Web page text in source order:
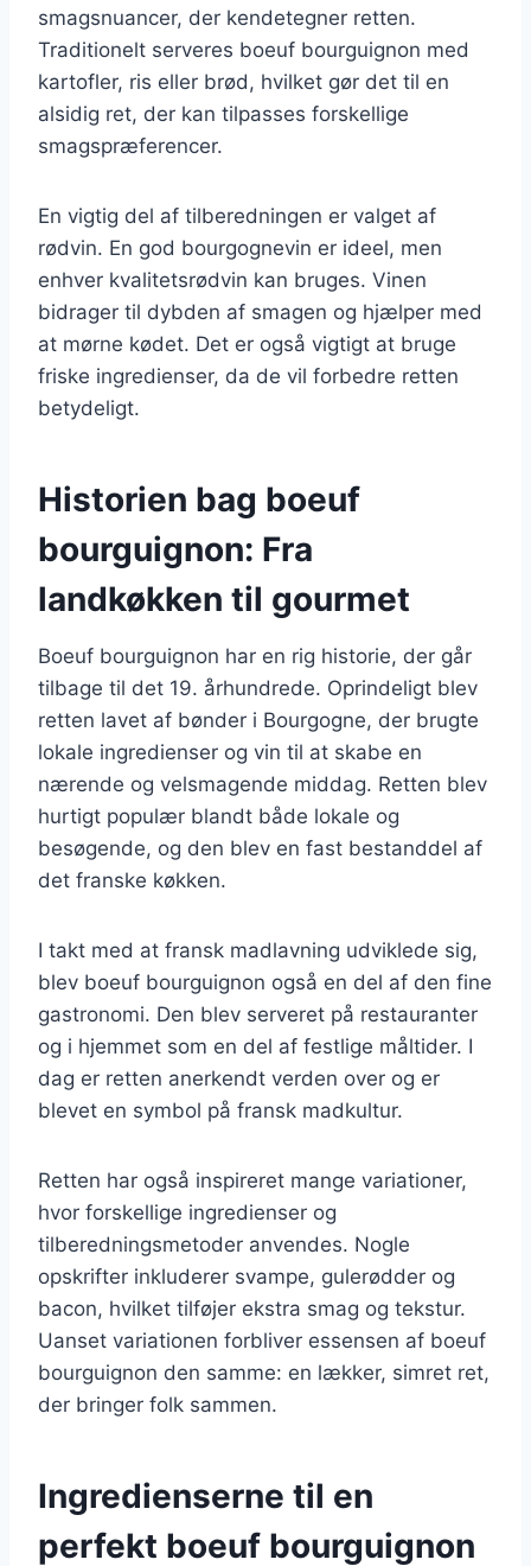
smagsnuancer, der kendetegner retten.
Traditionelt serveres boeuf bourguignon med
kartofler, ris eller brød, hvilket gør det til en
alsidig ret, der kan tilpasses forskellige
smagspræferencer.
En vigtig del af tilberedningen er valget af
rødvin. En god bourgognevin er ideel, men
enhver kvalitetsrødvin kan bruges. Vinen
bidrager til dybden af smagen og hjælper med
at mørne kødet. Det er også vigtigt at bruge
friske ingredienser, da de vil forbedre retten
betydeligt.
Historien bag boeuf
bourguignon: Fra
landkøkken til gourmet
Boeuf bourguignon har en rig historie, der går
tilbage til det 19. århundrede. Oprindeligt blev
retten lavet af bønder i Bourgogne, der brugte
lokale ingredienser og vin til at skabe en
nærende og velsmagende middag. Retten blev
hurtigt populær blandt både lokale og
besøgende, og den blev en fast bestanddel af
det franske køkken.
I takt med at fransk madlavning udviklede sig,
blev boeuf bourguignon også en del af den fine
gastronomi. Den blev serveret på restauranter
og i hjemmet som en del af festlige måltider. I
dag er retten anerkendt verden over og er
blevet en symbol på fransk madkultur.
Retten har også inspireret mange variationer,
hvor forskellige ingredienser og
tilberedningsmetoder anvendes. Nogle
opskrifter inkluderer svampe, gulerødder og
bacon, hvilket tilføjer ekstra smag og tekstur.
Uanset variationen forbliver essensen af boeuf
bourguignon den samme: en lækker, simret ret,
der bringer folk sammen.
Ingredienserne til en
perfekt boeuf bourguignon